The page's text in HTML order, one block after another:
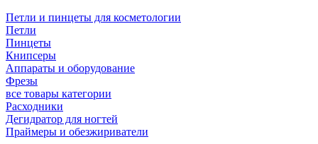
Петли и пинцеты для косметологии
Петли
Пинцеты
Книпсеры
Аппараты и оборудование
Фрезы
все товары категории
Расходники
Дегидратор для ногтей
Праймеры и обезжириватели